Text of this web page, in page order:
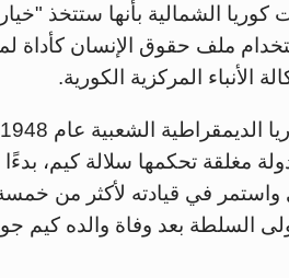
الشمالية بأنها ستتخذ
ملف حقوق الإنسان كأداة
الأنباء المركزية الكورية.
مغلقة تحكمها سلالة كيم،
واستمر في قيادته لأكثر من
بعد وفاة والده كيم جونغ إيل في